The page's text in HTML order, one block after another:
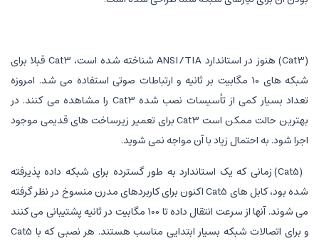
(Cat3) هنوز در استاندارد ANSI/TIA شناخته شده است، Cat3 قبلا برای
شبکه های 10 مگابیت بر ثانیه و ارتباطات صوتی استفاده می شد. امروزه
تعداد بسیار کمی از تأسیسات نصب شده Cat3 را مشاهده می کنند. در
بهترین حالت ممکن است Cat3 برای تعمیر زیرساخت های قدیمی موجود
اجرا شود. به احتمال زیاد با آن مواجه نمی شوید.
(Cat5) زمانی که یک استاندارد به طور گسترده برای شبکه داده پذیرفته
شده بود، کابل های Cat5 اکنون برای کاربردهای مدرن منسوخ در نظر گرفته
می شوند. آنها از سرعت انتقال داده تا 100 مگابیت در ثانیه پشتیبانی می کنند
و برای اتصالات شبکه بسیار ابتدایی مناسب هستند. هر نصبی که با Cat5